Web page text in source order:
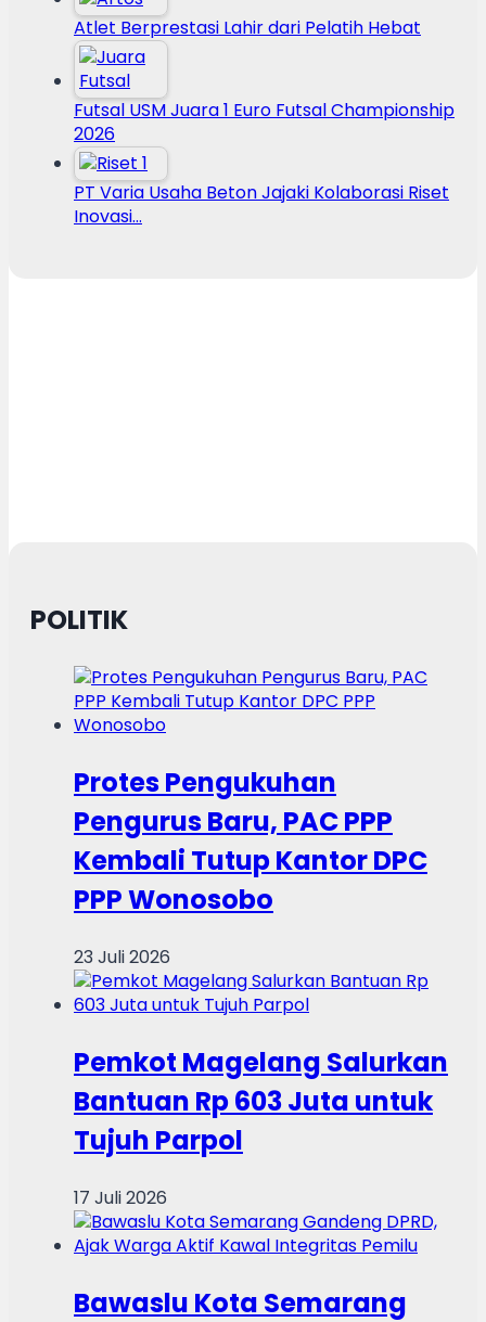
Atlet Berprestasi Lahir dari Pelatih Hebat
Futsal USM Juara 1 Euro Futsal Championship
2026
PT Varia Usaha Beton Jajaki Kolaborasi Riset
Inovasi…
POLITIK
Protes Pengukuhan
Pengurus Baru, PAC PPP
Kembali Tutup Kantor DPC
PPP Wonosobo
23 Juli 2026
Pemkot Magelang Salurkan
Bantuan Rp 603 Juta untuk
Tujuh Parpol
17 Juli 2026
Bawaslu Kota Semarang